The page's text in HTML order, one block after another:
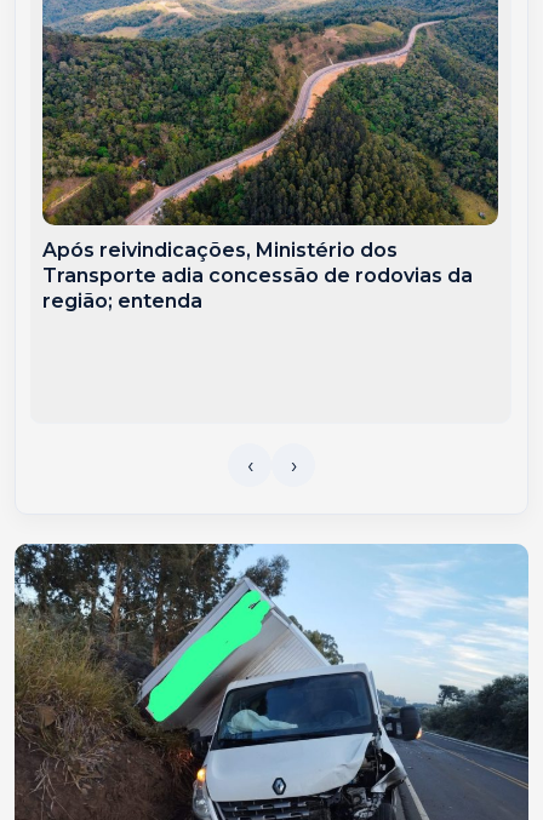
Após reivindicações, Ministério dos
Transporte adia concessão de rodovias da
região; entenda